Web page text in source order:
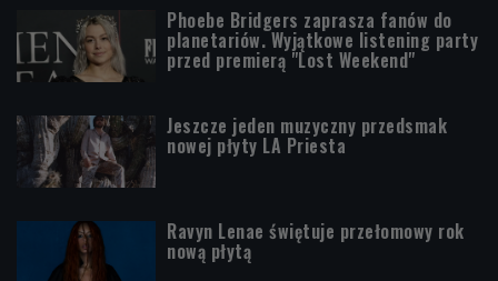
Phoebe Bridgers zaprasza fanów do
planetariów. Wyjątkowe listening party
przed premierą "Lost Weekend"
Jeszcze jeden muzyczny przedsmak
nowej płyty LA Priesta
Ravyn Lenae świętuje przełomowy rok
nową płytą